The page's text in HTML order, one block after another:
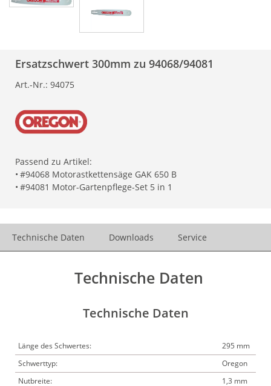
Ersatzschwert 300mm zu 94068/94081
Art.-Nr.: 94075
Passend zu Artikel:
• #94068 Motorastkettensäge GAK 650 B
• #94081 Motor-Gartenpflege-Set 5 in 1
Technische Daten Downloads Service
Technische Daten
Technische Daten
Länge des Schwertes:
295 mm
Schwerttyp:
Oregon
Nutbreite:
1,3 mm